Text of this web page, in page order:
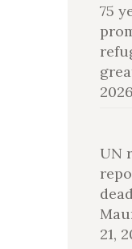
75
2026
UN
21,